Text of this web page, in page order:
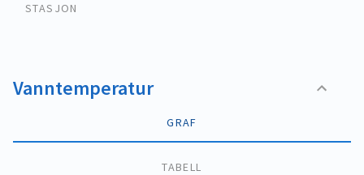
STASJON
Vanntemperatur
GRAF
TABELL